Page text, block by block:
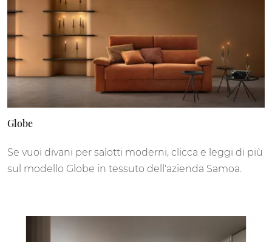
Globe
Se vuoi divani per salotti moderni, clicca e leggi di più
sul modello Globe in tessuto dell'azienda Samoa.